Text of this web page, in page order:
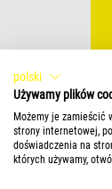
polski
Używamy plików
Możemy je zamieścić
strony internetowej,
doświadczenia na
których używamy,